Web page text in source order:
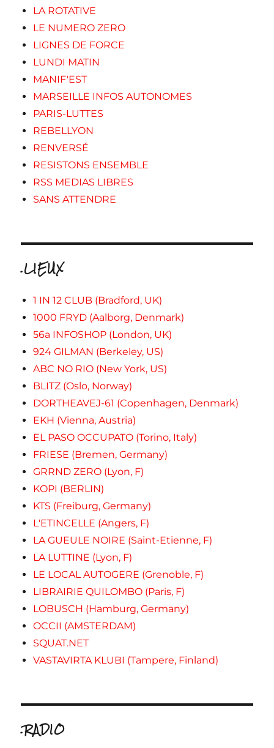
LA ROTATIVE
LE NUMERO ZERO
LIGNES DE FORCE
LUNDI MATIN
MANIF'EST
MARSEILLE INFOS AUTONOMES
PARIS-LUTTES
REBELLYON
RENVERSÉ
RESISTONS ENSEMBLE
RSS MEDIAS LIBRES
SANS ATTENDRE
.LIEUX
1 IN 12 CLUB (Bradford, UK)
1000 FRYD (Aalborg, Denmark)
56a INFOSHOP (London, UK)
924 GILMAN (Berkeley, US)
ABC NO RIO (New York, US)
BLITZ (Oslo, Norway)
DORTHEAVEJ-61 (Copenhagen, Denmark)
EKH (Vienna, Austria)
EL PASO OCCUPATO (Torino, Italy)
FRIESE (Bremen, Germany)
GRRND ZERO (Lyon, F)
KOPI (BERLIN)
KTS (Freiburg, Germany)
L'ETINCELLE (Angers, F)
LA GUEULE NOIRE (Saint-Etienne, F)
LA LUTTINE (Lyon, F)
LE LOCAL AUTOGERE (Grenoble, F)
LIBRAIRIE QUILOMBO (Paris, F)
LOBUSCH (Hamburg, Germany)
OCCII (AMSTERDAM)
SQUAT.NET
VASTAVIRTA KLUBI (Tampere, Finland)
.RADIO